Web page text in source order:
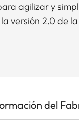
agilizar y
versión 2.0 de
del